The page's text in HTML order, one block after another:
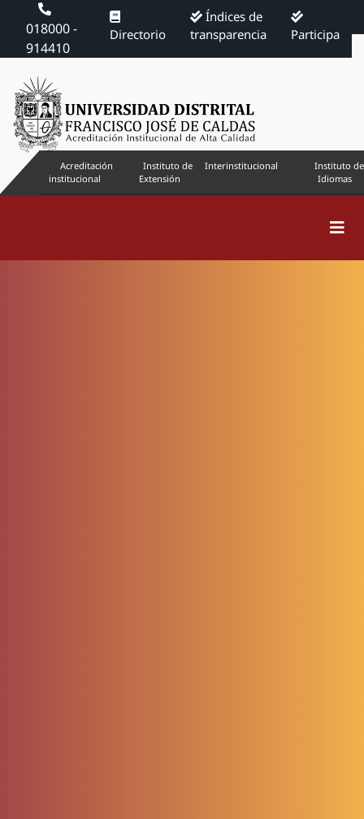
018000 -
914410
Directorio
Índices de
transparencia
Participa
Acreditación
institucional
Instituto de
Extensión
Interinstitucional
Instituto de
Idiomas